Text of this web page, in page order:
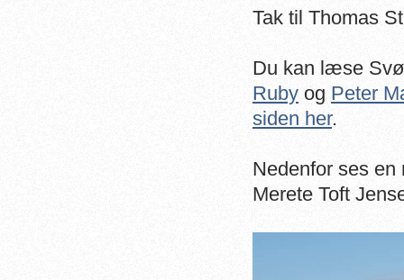
Tak til Thomas
Du kan læse
Ruby og Peter
siden her.
Nedenfor ses
Merete Toft